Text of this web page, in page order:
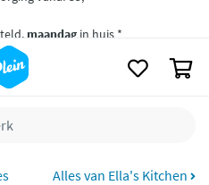
maandag
retourneren
bezorgdAlles van Ella's Kitchen